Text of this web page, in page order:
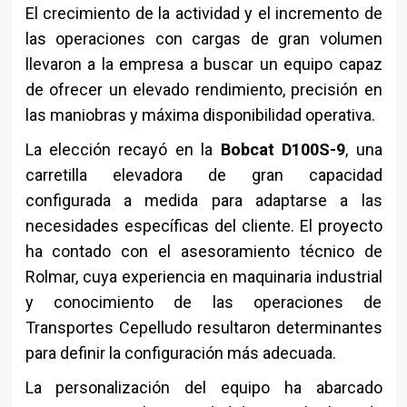
El crecimiento de la actividad y el incremento de
las operaciones con cargas de gran volumen
llevaron a la empresa a buscar un equipo capaz
de ofrecer un elevado rendimiento, precisión en
las maniobras y máxima disponibilidad operativa.
La elección recayó en la Bobcat D100S-9, una
carretilla elevadora de gran capacidad
configurada a medida para adaptarse a las
necesidades específicas del cliente. El proyecto
ha contado con el asesoramiento técnico de
Rolmar, cuya experiencia en maquinaria industrial
y conocimiento de las operaciones de
Transportes Cepelludo resultaron determinantes
para definir la configuración más adecuada.
La personalización del equipo ha abarcado